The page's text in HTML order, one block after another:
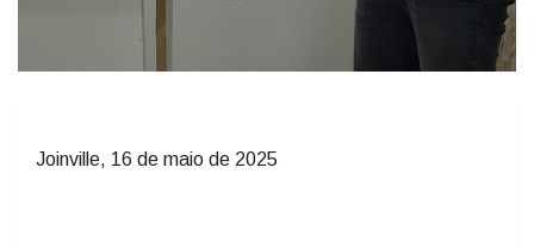
Joinville, 16 de maio de 2025